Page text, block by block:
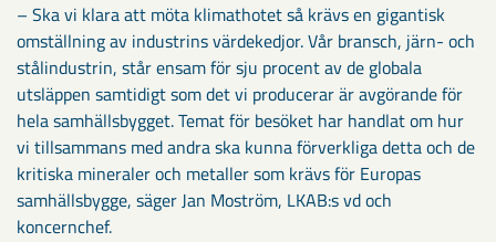
– Ska vi klara att möta klimathotet så krävs en gigantisk
omställning av industrins värdekedjor. Vår bransch, järn- och
stålindustrin, står ensam för sju procent av de globala
utsläppen samtidigt som det vi producerar är avgörande för
hela samhällsbygget. Temat för besöket har handlat om hur
vi tillsammans med andra ska kunna förverkliga detta och de
kritiska mineraler och metaller som krävs för Europas
samhällsbygge, säger Jan Moström, LKAB:s vd och
koncernchef.